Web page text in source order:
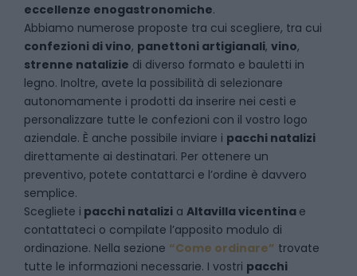
eccellenze enogastronomiche.
Abbiamo numerose proposte tra cui scegliere, tra cui
confezioni di vino, panettoni artigianali, vino,
strenne natalizie di diverso formato e bauletti in
legno. Inoltre, avete la possibilità di selezionare
autonomamente i prodotti da inserire nei cesti e
personalizzare tutte le confezioni con il vostro logo
aziendale. È anche possibile inviare i pacchi natalizi
direttamente ai destinatari. Per ottenere un
preventivo, potete contattarci e l’ordine è davvero
semplice.
Scegliete i pacchi natalizi a Altavilla vicentina e
contattateci o compilate l’apposito modulo di
ordinazione. Nella sezione “Come ordinare” trovate
tutte le informazioni necessarie. I vostri pacchi